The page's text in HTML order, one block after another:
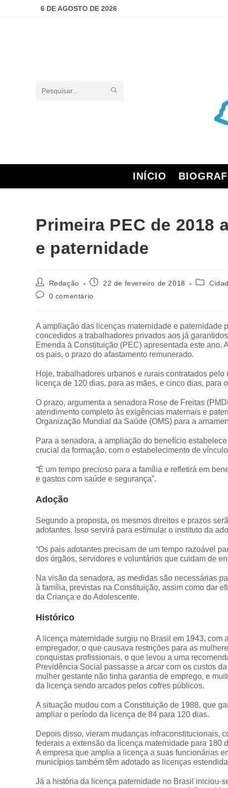
6 DE AGOSTO DE 2026
Pesquisar
INÍCIO
Primeira PEC de 2018
e paternidade
Redação 22 de fevereiro de 2018
0 comentário
A ampliação das licenças maternidade e
concedidos a trabalhadores privados aos já
Emenda à Constituição (PEC) apresentada este ano. A
os pais, o prazo do afastamento remunerado.
Hoje, trabalhadores urbanos e rurais contratados
licença de 120 dias, para as mães, e cinco dias, para
O prazo, argumenta a senadora Rose de Freitas
atendimento completo às exigências maternais e
Organização Mundial da Saúde (OMS) para a
Para a senadora, a ampliação do benefício
crucial da formação, com o estabelecimento de
“É um tempo precioso para a família e refletirá em
e gastos com saúde e segurança”.
Adoção
Segundo a proposta, os mesmos direitos e prazos
adotantes. Isso servirá para estimular o instituto da
“Os pais adotantes precisam de um tempo razoável
dos órgãos, servidores e voluntários que cuidam de
Na visão da senadora, as medidas são necessárias
à família, previstas na Constituição, assim como dar
da Criança e do Adolescente.
Histórico
A licença maternidade surgiu no Brasil em 1943, com
empregador, o que causava restrições para as
conquistas profissionais, o que levou a uma
Previdência Social passasse a arcar com os custos
mulher gestante não tinha garantia de emprego, e
da licença sendo arcados pelos cofres públicos.
A situação mudou com a Constituição de 1988, que
ampliar o período da licença de 84 para 120 dias.
Depois disso, vieram mudanças infraconstitucionais,
federais a extensão da licença maternidade para 180
A empresa que amplia a licença a suas funcionárias
municípios também têm adotado as licenças
Já a história da licença paternidade no Brasil iniciou-